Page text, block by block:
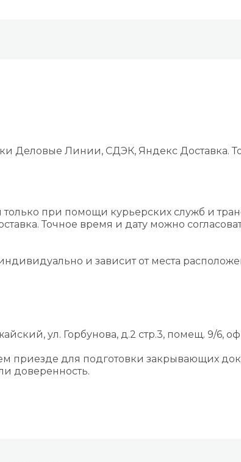
Деловые Линии, СДЭК, Яндекс Доставка.
только при помощи курьерских служб и
Точное время и дату можно
и зависит от места
ул. Горбунова, д.2 стр.3, помещ. 9/6,
приезде для подготовки закрывающих
доверенность.